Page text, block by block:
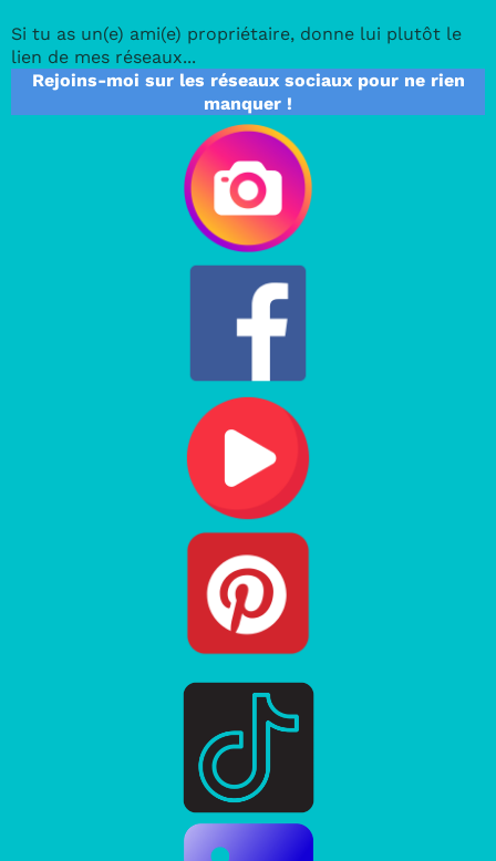
Si tu as un(e) ami(e) propriétaire, donne lui plutôt le
lien de mes réseaux...
Rejoins-moi sur les réseaux sociaux pour ne rien
manquer !